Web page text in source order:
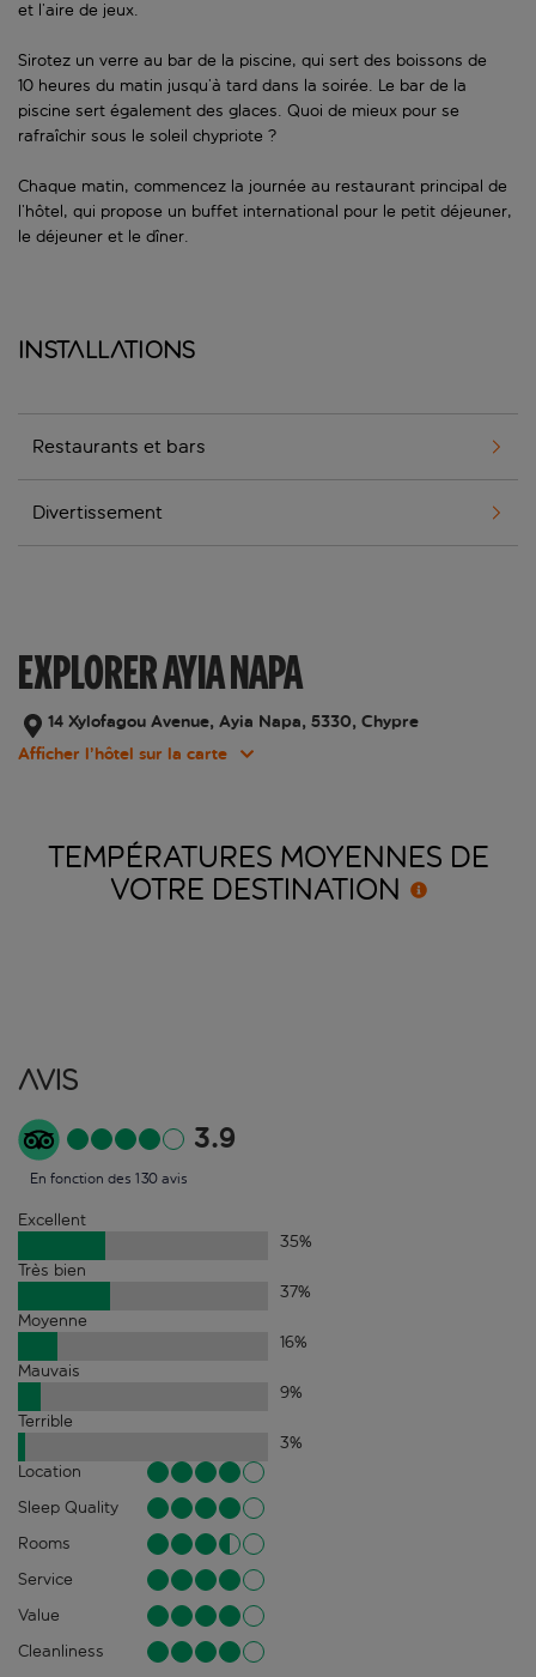
et l’aire de jeux.
Sirotez un verre au bar de la piscine, qui sert des boissons de
10 heures du matin jusqu’à tard dans la soirée. Le bar de la
piscine sert également des glaces. Quoi de mieux pour se
rafraîchir sous le soleil chypriote ?
Chaque matin, commencez la journée au restaurant principal de
l’hôtel, qui propose un buffet international pour le petit déjeuner,
le déjeuner et le dîner.
Installations
Restaurants et bars
Divertissement
EXPLORER AYIA NAPA
14 Xylofagou Avenue, Ayia Napa, 5330, Chypre
Afficher l’hôtel sur la carte
TEMPÉRATURES MOYENNES DE
VOTRE DESTINATION
Avis
3.9
En fonction des 130 avis
Excellent
35%
Très bien
37%
Moyenne
16%
Mauvais
9%
Terrible
3%
Location
Sleep Quality
Rooms
Service
Value
Cleanliness